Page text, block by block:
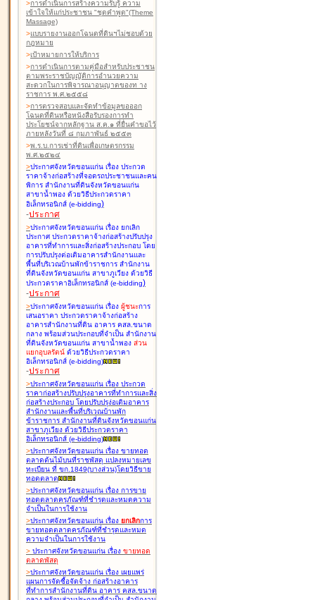
>การดำเนินการสร้างความรับรู้ ความ
เข้าใจให้แก่ประชาชน "ชุดคำพูด"(Theme
Massage)
>แบบรายงานออกโฉนดที่ดินฯไม่ชอบด้วย
กฎหมาย
>เป้าหมายการให้บริการ
>การดำเนินการตามคู่มือสำหรับประชาชน
ตามพระราชบัญญัติการอำนวยความ
สะดวกในการพิจารณาอนุญาตของท าง
ราชการ พ.ศ.๒๕๕๘
>การตรวจสอบและจัดทำข้อมูลขอออก
โฉนดที่ดินหรือหนังสือรับรองการทำ
ประโยชน์จากหลักฐาน ส.ค.๑ ที่ยื่นคำขอไว้
ภายหลังวันที่ ๘ กุมภาพันธ์ ๒๕๕๓
>พ.ร.บ.การเช่าที่ดินเพื่อเกษตรกรรม
พ.ศ.๒๕๒๔
>ประกาศจังหวัดขอนแก่น เรื่อง ประกวด
ราคาจ้างก่อสร้างที่จอดรถประชาชนและคน
พิการ สำนักงานที่ดินจังหวัดขอนแก่น
สาขาน้ำพอง ด้วยวิธีประกวดราคา
อิเล็กทรอนิกส์ (e-bidding)
-ประกาศ
>ประกาศจังหวัดขอนแก่น เรื่อง ยกเลิก
ประกาศ ประกวดราคาจ้างก่อสร้างปรับปรุง
อาคารที่ทำการและสิ่งก่อสร้างประกอบ โดย
การปรับปรุงต่อเติมอาคารสำนักงานและ
พื้นที่บริเวณบ้านพักข้าราชการ สำนักงาน
ที่ดินจังหวัดขอนแก่น สาขาภูเวียง ด้วยวิธี
ประกวดราคาอิเล็กทรอนิกส์ (e-bidding)
-ประกาศ
>ประกาศจังหวัดขอนแก่น เรื่อง ผู้ชนะการ
เสนอราคา ประกวดราคาจ้างก่อสร้าง
อาคารสำนักงานที่ดิน อาคาร คสล.ขนาด
กลาง พร้อมส่วนประกอบที่จำเป็น สำนักงาน
ที่ดินจังหวัดขอนแก่น สาขาน้ำพอง ส่วน
แยกอุบลรัตน์ ด้วยวิธีประกวดราคา
อิเล็กทรอนิกส์ (e-bidding)
-ประกาศ
>ประกาศจังหวัดขอนแก่น เรื่อง ประกวด
ราคาก่อสร้างปรับปรุงอาคารที่ทำการและสิ่ง
ก่อสร้างประกอบ โดยปรับปรุง่อเติมอาคาร
สำนักงานและพื้นที่บริเวณบ้านพัก
ข้าราชการ สำนักงานที่ดินจังหวัดขอนแก่น
สาขาภูเวียง ด้วยวิธีประกวดราคา
อิเล็กทรอนิกส์ (e-bidding)
>ประกาศจังหวัดขอนแก่น เรื่อง ขายทอด
ตลาดต้นไม้บนที่ราชพัสดุ แปลงหมายเลข
ทะเบียน ที่ ขก.1849(บางส่วน)โดยวิธีขาย
ทอดตลาด
>ประกาศจังหวัดขอนแก่น เรื่อง การขาย
ทอดตลาดครุภัณฑ์ที่ชำรุดและหมดความ
จำเป็นในการใช้งาน
>ประกาศจังหวัดขอนแก่น เรื่อง ยกเลิกการ
ขายทอดตลาดครุภัณฑ์ที่ชำรุดและหมด
ความจำเป็นในการใช้งาน
> ประกาศจังหวัดขอนแก่น เรื่อง ขายทอด
ตลาดพัสดุ
>ประกาศจังหวัดขอนแก่น เรื่อง เผยแพร่
แผนการจัดซื้อจัดจ้าง ก่อสร้างอาคาร
ที่ทำการสำนักงานที่ดิน อาคาร คสล.ขนาด